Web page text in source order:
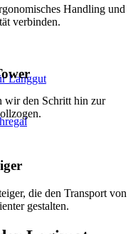
Langgut
Handling und
verbinden.
wir den Schritt hin zur
die den Transport von
gestalten.